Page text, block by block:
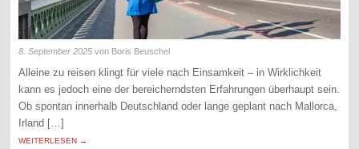
8. September 2025 von Boris Beuschel
Alleine zu reisen klingt für viele nach Einsamkeit – in Wirklichkeit
kann es jedoch eine der bereicherndsten Erfahrungen überhaupt sein.
Ob spontan innerhalb Deutschland oder lange geplant nach Mallorca,
Irland […]
WEITERLESEN →